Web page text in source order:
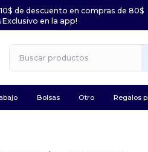
de descuento en compras de 80$
en la app!
Bolsas Otro Regalos